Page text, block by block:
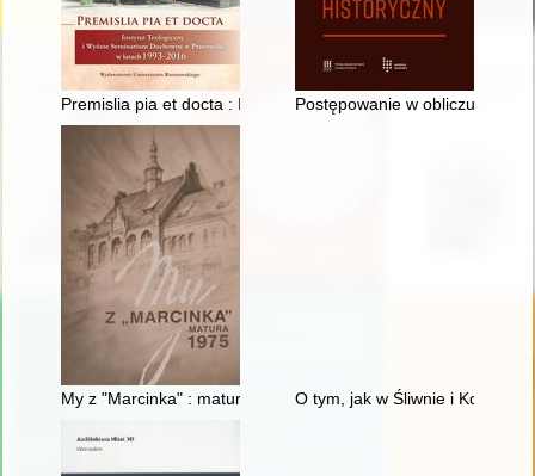
Premislia pia et docta : Instytut Teologiczny i Wyższe
Postępowanie w obliczu
My z "Marcinka" : matura 1975 O tym, jak w Śliwnie i